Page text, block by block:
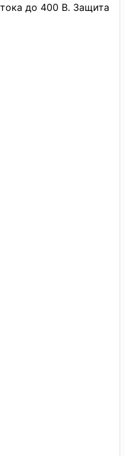
до 400 В. Защита